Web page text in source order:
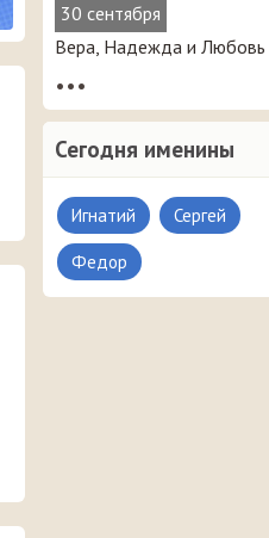
30 сентября
Вера, Надежда и Любовь
•••
Сегодня именины
Игнатий Сергей
Федор